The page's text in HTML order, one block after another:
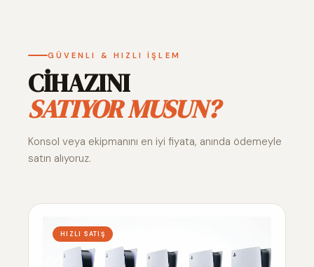
GÜVENLI & HIZLI İŞLEM
CİHAZINI
SATIYOR MUSUN?
Konsol veya ekipmanını en iyi fiyata, anında ödemeyle
satın alıyoruz.
HIZLI SATIŞ